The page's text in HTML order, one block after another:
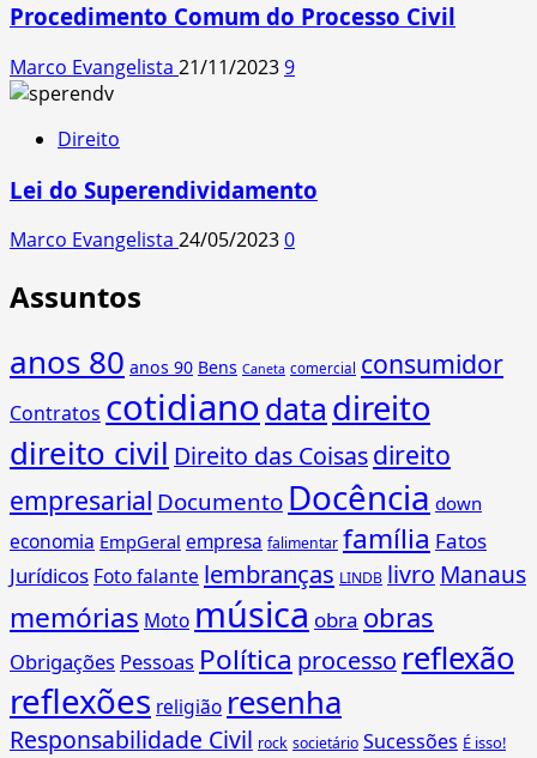
Procedimento Comum do Processo Civil
Marco Evangelista 21/11/20239
Direito
Lei do Superendividamento
Marco Evangelista 24/05/20230
Assuntos
anos 80 anos 90 Bens Caneta comercial consumidor
Contratos cotidianodata direito
direito civil Direito das Coisasdireito
empresarial Documento Docência down
economia EmpGeral empresa falimentar família Fatos
Jurídicos Foto falante lembranças LINDB livro Manaus
memórias Moto música obra obras
Obrigações Pessoas Política processo reflexão
reflexões religião resenha
Responsabilidade Civil rock societário Sucessões É isso!